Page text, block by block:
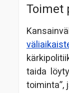
Toimet
taida
toiminta”,